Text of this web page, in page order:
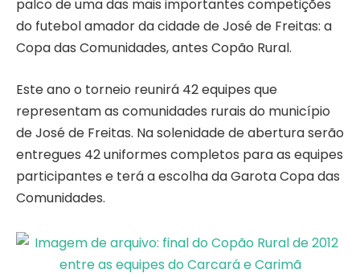
palco de uma das mais importantes competições
do futebol amador da cidade de José de Freitas: a
Copa das Comunidades, antes Copão Rural.
Este ano o torneio reunirá 42 equipes que
representam as comunidades rurais do município
de José de Freitas. Na solenidade de abertura serão
entregues 42 uniformes completos para as equipes
participantes e terá a escolha da Garota Copa das
Comunidades.